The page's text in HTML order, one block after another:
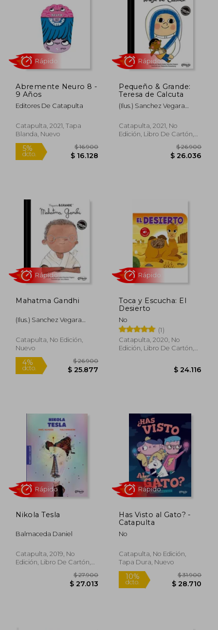
4%
dcto.
4%
dcto. $ 49.769
dcto.
Abremente Neuro 8 -
9 Años
Editores De Catapulta
Catapulta, 2021, Tapa
Blanda, Nuevo
Pequeño & Grande:
Teresa de Calcuta
(Ilus.) Sanchez Vegara
Natascha
Catapulta, 2021, No
Edición, Libro De Cartón,
Mahatma Gandhi
(Ilus.) Sanchez Vegara
Catapulta, No Edición,
Nuevo
Toca y Escucha: El
Desierto
No
(1)
Catapulta, 2020, No
Edición, Libro De Cartón,
Nikola Tesla
Balmaceda Daniel
Catapulta, 2019, No
Edición, Libro De Cartón,
Has Visto al Gato? -
Catapulta
No
Catapulta, No Edición,
Tapa Dura, Nuevo